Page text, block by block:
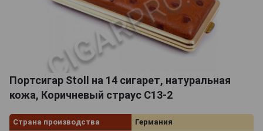
Портсигар Stoll на 14 сигарет, натуральная
кожа, Коричневый страус C13-2
Страна производства
Германия